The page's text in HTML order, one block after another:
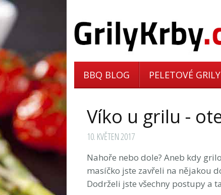
BBQ BLOG PELETOVÉ GRILY
Víko u grilu -
10. KVĚTEN 2017
Nahoře nebo dole? Aneb kdy
masíčko jste zavřeli na nějakou
Dodrželi jste všechny postupy a